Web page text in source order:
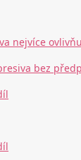
nejvíce
bez